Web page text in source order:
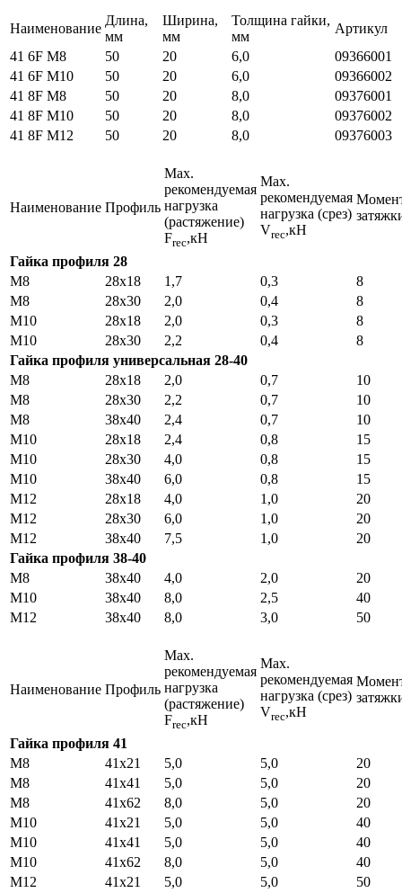
Наименование
Длина,
мм
Ширина,
мм
Толщина гайки,
мм
Артикул
41 6F M8
50 20 6,0
09366001
41 6F M10
50 20 6,0
09366002
41 8F M8
50 20 8,0
09376001
41 8F M10
50 20 8,0
09376002
41 8F M12
50 20 8,0 09376003
Наименование Профиль
Мах.
рекомендуемая
нагрузка
(растяжение)
Frec,кН
Мах.
рекомендуемая
нагрузка (срез)
Vrec,кН
Гайка профиля 28
М8
28х18 1,7 0,3
8
М8
28х30 2,0 0,4
8
М10
28х18 2,0 0,3
8
М10
28х30 2,2 0,4
8
Гайка профиля универсальная 28-40
M8
28х18 2,0 0,7
10
M8
28х30 2,2 0,7
10
M8
38х40 2,4 0,7
10
M10
28х18 2,4 0,8
15
M10
28х30 4,0 0,8
15
M10
38х40 6,0 0,8
15
M12
28х18 4,0 1,0
20
M12
28х30 6,0 1,0
20
M12
38х40 7,5 1,0
20
Гайка профиля 38-40
М8
38х40 4,0 2,0
20
М10
38х40 8,0 2,5
40
М12
38х40 8,0 3,0 50
Наименование Профиль
Мах.
рекомендуемая
нагрузка
(растяжение)
Frec,кН
Мах.
рекомендуемая
нагрузка (срез)
Vrec,кН
Гайка профиля 41
М8
41х21 5,0 5,0
20
М8
41х41 5,0 5,0
20
М8
41х62 8,0 5,0
20
М10
41х21 5,0 5,0
40
М10
41х41 5,0 5,0
40
М10
41х62 8,0 5,0
40
М12
41х21 5,0 5,0
50